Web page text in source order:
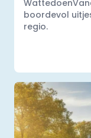
boordevol
regio.